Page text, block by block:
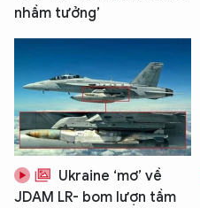
nhầm tưởng’
Ukraine ‘mơ’ về
JDAM LR- bom lượn tầm